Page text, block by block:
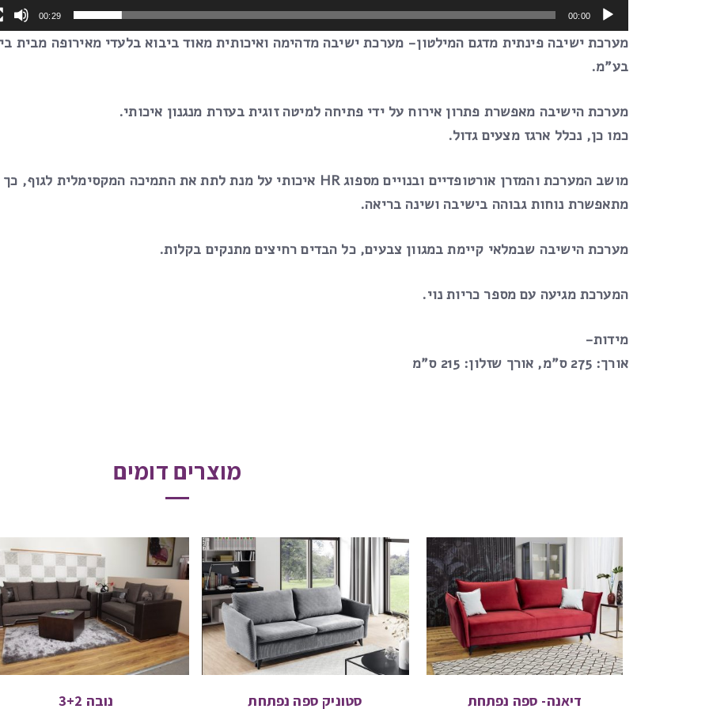
00:00
00:29
מערכת ישיבה פינתית מדגם המילטון- מערכת ישיבה מדהימה ואיכותית מאוד ביבוא בלעדי מאירופה מבית
בע”מ.
מערכת הישיבה מאפשרת פתרון אירוח על ידי פתיחה למיטה זוגית בעזרת מנגנון איכותי.
כמו כן, נכלל ארגז מצעים גדול.
מושב המערכת והמזרן אורטופדיים ובנויים מספוג HR איכותי על מנת לתת את התמיכה המקסימלית לגוף, כך
מתאפשרת נוחות גבוהה בישיבה ושינה בריאה.
מערכת הישיבה שבמלאי קיימת במגוון צבעים, כל הבדים רחיצים מתנקים בקלות.
המערכת מגיעה עם מספר כריות נוי.
מידות-
אורך: 275 ס”מ, אורך שזלון: 215 ס”מ
מוצרים דומים
דיאנה- ספה נפתחת סטוניק ספה נפתחת נובה 3+2